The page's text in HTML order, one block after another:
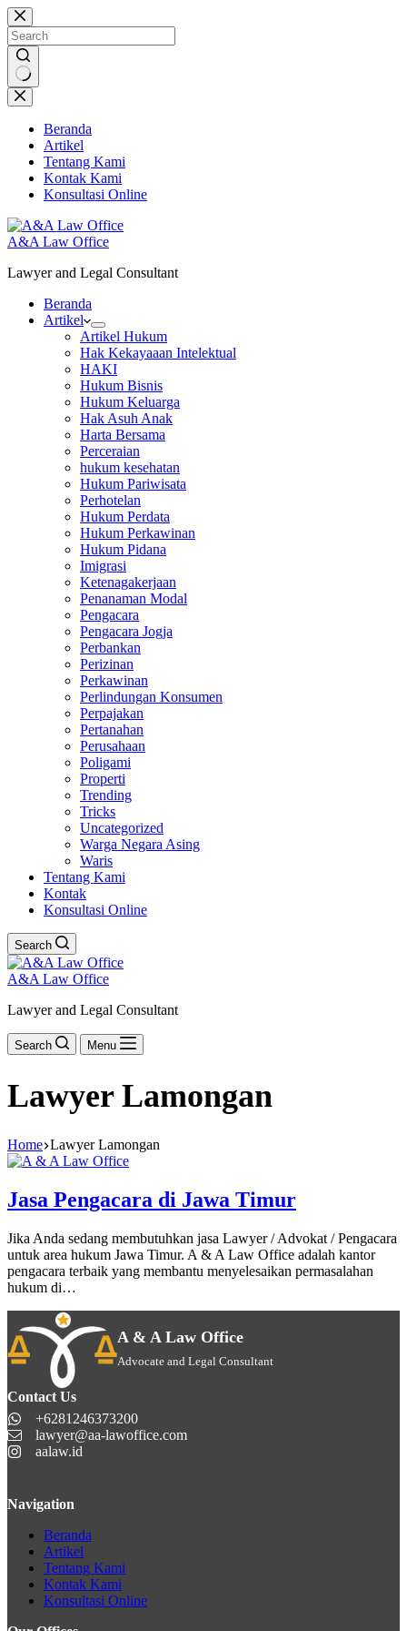
Skip
to
content
No
results
Beranda
Artikel
Tentang Kami
Kontak Kami
Konsultasi Online
A&A Law Office
Lawyer and Legal Consultant
Beranda
Artikel
Artikel Hukum
Hak Kekayaaan Intelektual
HAKI
Hukum Bisnis
Hukum Keluarga
Hak Asuh Anak
Harta Bersama
Perceraian
hukum kesehatan
Hukum Pariwisata
Perhotelan
Hukum Perdata
Hukum Perkawinan
Hukum Pidana
Imigrasi
Ketenagakerjaan
Penanaman Modal
Pengacara
Pengacara Jogja
Perbankan
Perizinan
Perkawinan
Perlindungan Konsumen
Perpajakan
Pertanahan
Perusahaan
Poligami
Properti
Trending
Tricks
Uncategorized
Warga Negara Asing
Waris
Tentang Kami
Kontak
Konsultasi Online
Search
A&A Law Office
Lawyer and Legal Consultant
Search Menu
Lawyer Lamongan
Home Lawyer Lamongan
Jasa Pengacara di Jawa Timur
Jika Anda sedang membutuhkan jasa Lawyer / Advokat / Pengacara
untuk area hukum Jawa Timur. A & A Law Office adalah kantor
pengacara terbaik yang membantu menyelesaikan permasalahan
hukum di…
A & A Law Office
Advocate and Legal Consultant
Contact Us
+6281246373200
lawyer@aa-lawoffice.com
aalaw.id
Navigation
Beranda
Artikel
Tentang Kami
Kontak Kami
Konsultasi Online